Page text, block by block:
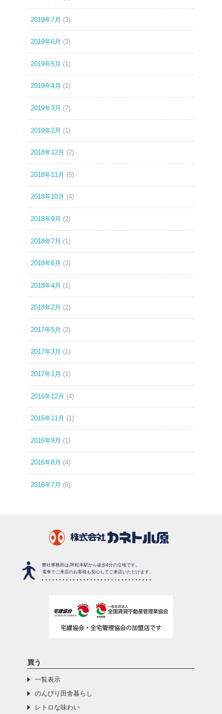
2019年7月 (3)
2019年6月 (3)
2019年5月 (1)
2019年4月 (1)
2019年3月 (7)
2019年2月 (1)
2018年12月 (2)
2018年11月 (5)
2018年10月 (4)
2018年9月 (2)
2018年7月 (1)
2018年6月 (3)
2018年4月 (1)
2018年2月 (2)
2017年5月 (2)
2017年3月 (1)
2017年1月 (1)
2016年12月 (4)
2016年11月 (1)
2016年9月 (1)
2016年8月 (4)
2016年7月 (6)
弊社事務所はJR松本駅から徒歩4分の立地です。
電車でご来店のお客様も安心してご来店いただけます。
買う
一覧表示
のんびり田舎暮らし
レトロな味わい